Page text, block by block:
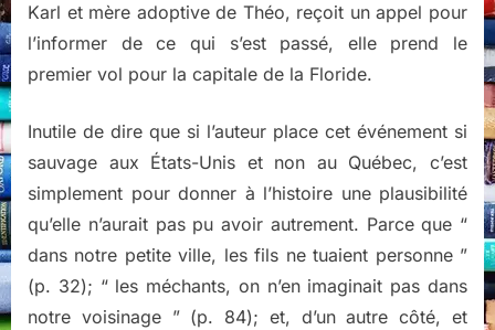
Karl et mère adoptive de Théo, reçoit un appel pour
l’informer de ce qui s’est passé, elle prend le
premier vol pour la capitale de la Floride.
Inutile de dire que si l’auteur place cet événement si
sauvage aux États-Unis et non au Québec, c’est
simplement pour donner à l’histoire une plausibilité
qu’elle n’aurait pas pu avoir autrement. Parce que “
dans notre petite ville, les fils ne tuaient personne ”
(p. 32); “ les méchants, on n’en imaginait pas dans
notre voisinage ” (p. 84); et, d’un autre côté, et